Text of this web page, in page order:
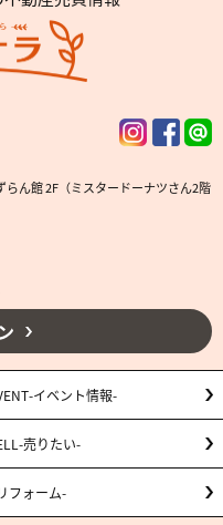
ん館 2F（ミスタードーナツさん2階
イベント情報
売りたい
フォーム